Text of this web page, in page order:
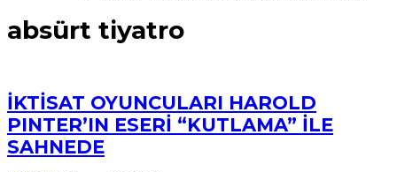
absürt tiyatro
İKTİSAT OYUNCULARI HAROLD
PINTER’IN ESERİ “KUTLAMA” İLE
SAHNEDE